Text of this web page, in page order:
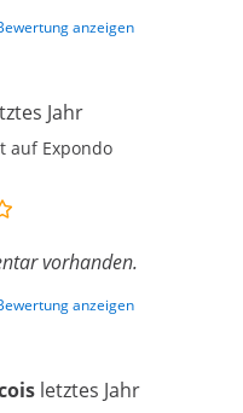
anzeigen
Jahr
auf Expondo
vorhanden.
anzeigen
letztes Jahr